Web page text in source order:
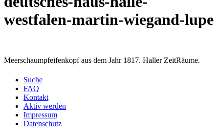
westfalen-martin-wiegand-lupe
Meerschaumpfeifenkopf aus dem Jahr 1817. Haller ZeitRäume.
Suche
FAQ
Kontakt
Aktiv werden
Impressum
Datenschutz